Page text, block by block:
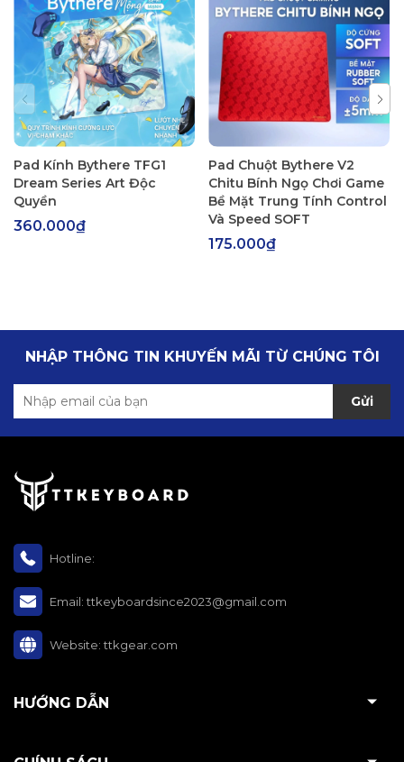
Pad Kính Bythere TFG1
Dream Series Art Độc
Quyền
360.000₫
Pad Chuột Bythere V2
Chitu Bính Ngọ Chơi Game
Bề Mặt Trung Tính Control
Và Speed SOFT
175.000₫
NHẬP THÔNG TIN KHUYẾN MÃI TỪ CHÚNG TÔI
Gửi
Hotline:
Email:ttkeyboardsince2023@gmail.com
Website:ttkgear.com
HƯỚNG DẪN